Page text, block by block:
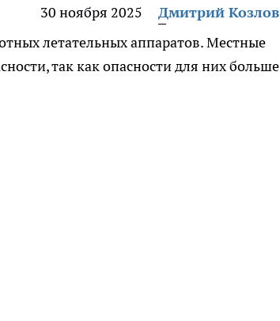
30 ноября 2025
Дмитрий Козлов
летательных аппаратов. Местные
так как опасности для них больше